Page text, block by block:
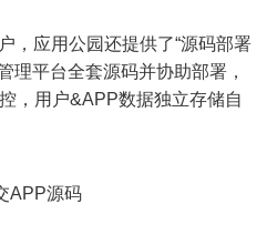
，应用公园还提供了“源码部署
理平台全套源码并协助部署，
，用户&APP数据独立存储自